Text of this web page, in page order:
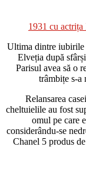
1931 cu
Ultima dintre iubirile
Elveția după
Parisul avea să o
trâmbițe s-a
Relansarea
cheltuielile au fost
omul pe care
considerându-se
Chanel 5 produs